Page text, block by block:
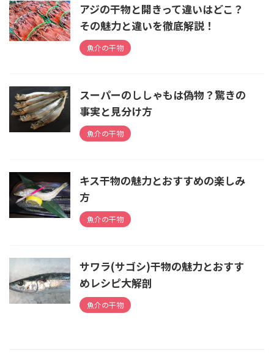
アジの干物と開きって違いはどこ？
その魅力と違いを徹底解説！
魚介の干物
スーパーのししゃもは偽物？驚きの
事実と見分け方
魚介の干物
キス干物の魅力とおすすめの楽しみ
方
魚介の干物
サワラ(サゴシ)干物の魅力とおすす
めレシピ大解剖
魚介の干物